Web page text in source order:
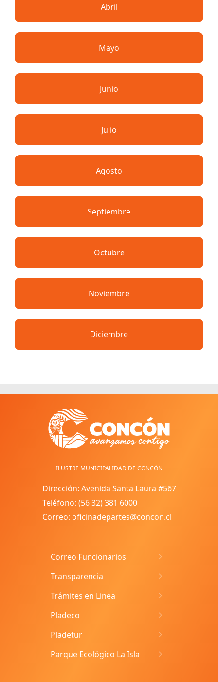
Abril
Mayo
Junio
Julio
Agosto
Septiembre
Octubre
Noviembre
Diciembre
ILUSTRE MUNICIPALIDAD DE CONCÓN
Dirección: Avenida Santa Laura #567
Teléfono: (56 32) 381 6000
Correo: oficinadepartes@concon.cl
Correo Funcionarios
Transparencia
Trámites en Linea
Pladeco
Pladetur
Parque Ecológico La Isla